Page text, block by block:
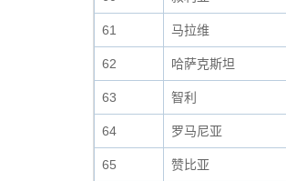
61 马拉维
62 哈萨克斯坦
63 智利
64 罗马尼亚
65 赞比亚